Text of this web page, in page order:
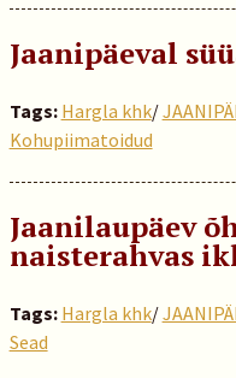
Jaanipäeval
Tags: Hargla khk/
Kohupiimatoidud
Jaanilaupäev
naisterahvas
Tags: Hargla khk/
Sead